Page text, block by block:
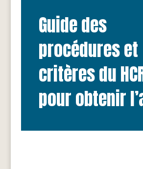
Guide des
procédures et
critères du
pour obtenir